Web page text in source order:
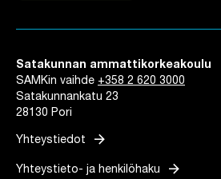
Satakunnan ammattikorkeakoulu
SAMKin vaihde +358 2 620 3000
Satakunnankatu 23
28130 Pori
Yhteystiedot arrow_forward
Yhteystieto- ja henkilöhaku arrow_forward